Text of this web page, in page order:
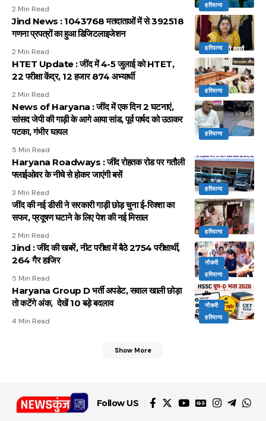
हरियाणा
2 Min Read
हरियाणा
Jind News : 1043768 मतदाताओं में से 392518
गणना प्रपत्रों का हुआ डिजिटलाइजेशन
2 Min Read
हरियाणा
HTET Update : जींद में 4-5 जुलाई को HTET,
22 परीक्षा केंद्र, 12 हजार 874 अभ्यार्थी
2 Min Read
हरियाणा
News of Haryana : जींद में एक दिन 2 घटनाएं,
सांसद जेपी की गाड़ी के आगे आया सांड, पूर्व पार्षद को उठाकर
पटका, गंभीर घायल
5 Min Read
हरियाणा
Haryana Roadways : जींद रोहतक रोड पर गतौली
फ्लाईओवर के नीचे से होकर जाएंगी बसें
3 Min Read
हरियाणा
जींद की नई डीसी ने सरकारी गाड़ी छोड़ चुना ई-रिक्शा का
सफर, प्रदूषण घटाने के लिए पेश की नई मिसाल
2 Min Read
नौकरी
हरियाणा
Jind : जींद की खबरें, नीट परीक्षा में बैठे 2754 परीक्षार्थी,
264 गैर हाजिर
5 Min Read
नौकरी
हरियाणा
Haryana Group D भर्ती अपडेट, सवाल खाली छोड़ा
तो कटेंगे अंक, देखें 10 बड़े बदलाव
4 Min Read
Show More
Follow US